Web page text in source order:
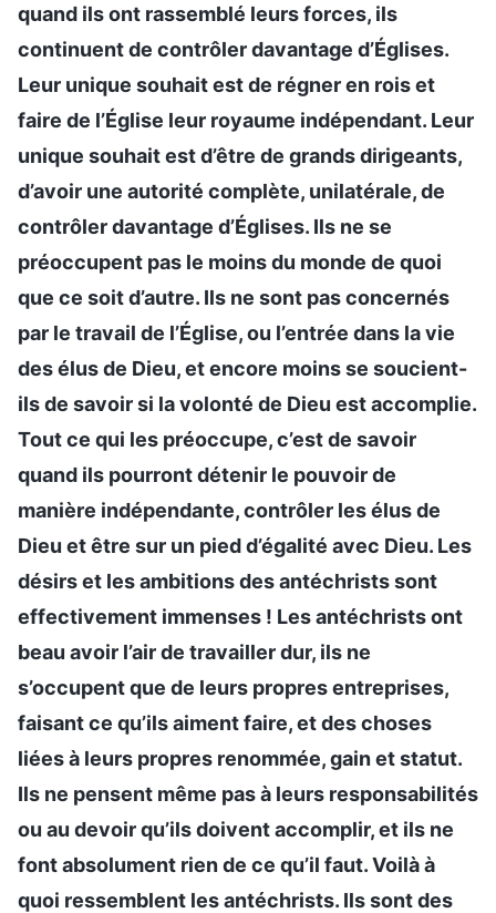
quand ils ont rassemblé leurs forces, ils
continuent de contrôler davantage d’Églises.
Leur unique souhait est de régner en rois et
faire de l’Église leur royaume indépendant. Leur
unique souhait est d’être de grands dirigeants,
d’avoir une autorité complète, unilatérale, de
contrôler davantage d’Églises. Ils ne se
préoccupent pas le moins du monde de quoi
que ce soit d’autre. Ils ne sont pas concernés
par le travail de l’Église, ou l’entrée dans la vie
des élus de Dieu, et encore moins se soucient-
ils de savoir si la volonté de Dieu est accomplie.
Tout ce qui les préoccupe, c’est de savoir
quand ils pourront détenir le pouvoir de
manière indépendante, contrôler les élus de
Dieu et être sur un pied d’égalité avec Dieu. Les
désirs et les ambitions des antéchrists sont
effectivement immenses ! Les antéchrists ont
beau avoir l’air de travailler dur, ils ne
s’occupent que de leurs propres entreprises,
faisant ce qu’ils aiment faire, et des choses
liées à leurs propres renommée, gain et statut.
Ils ne pensent même pas à leurs responsabilités
ou au devoir qu’ils doivent accomplir, et ils ne
font absolument rien de ce qu’il faut. Voilà à
quoi ressemblent les antéchrists. Ils sont des